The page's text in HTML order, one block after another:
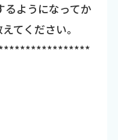
るようになってか
てください。